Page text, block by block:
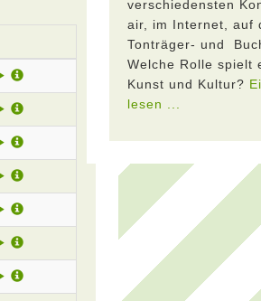
verschiedensten
air, im Internet, auf
Tonträger- und
Welche Rolle spielt
Kunst und Kultur?
lesen ...